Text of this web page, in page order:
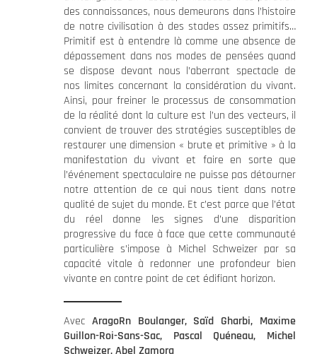
des connaissances, nous demeurons dans l’histoire
de notre civilisation à des stades assez primitifs…
Primitif est à entendre là comme une absence de
dépassement dans nos modes de pensées quand
se dispose devant nous l’aberrant spectacle de
nos limites concernant la considération du vivant.
Ainsi, pour freiner le processus de consommation
de la réalité dont la culture est l’un des vecteurs, il
convient de trouver des stratégies susceptibles de
restaurer une dimension « brute et primitive » à la
manifestation du vivant et faire en sorte que
l’événement spectaculaire ne puisse pas détourner
notre attention de ce qui nous tient dans notre
qualité de sujet du monde. Et c’est parce que l’état
du réel donne les signes d’une disparition
progressive du face à face que cette communauté
particulière s’impose à Michel Schweizer par sa
capacité vitale à redonner une profondeur bien
vivante en contre point de cet édifiant horizon.
Avec AragoRn Boulanger, Saïd Gharbi, Maxime
Guillon-Roi-Sans-Sac, Pascal Quéneau, Michel
Schweizer, Abel Zamora